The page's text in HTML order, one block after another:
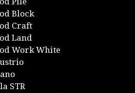
Block
Craft
Land
Work White
STR